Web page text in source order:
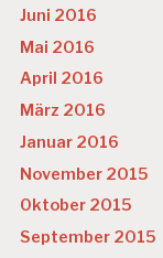
Juni 2016
Mai 2016
April 2016
März 2016
Januar 2016
November 2015
Oktober 2015
September 2015